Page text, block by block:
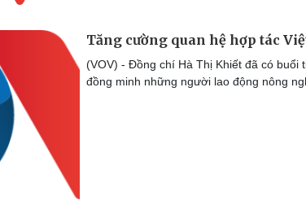
Tăng cường quan hệ hợp tác
(VOV) - Đồng chí Hà Thị Khiết đã có buổi
đồng minh những người lao động nông